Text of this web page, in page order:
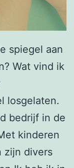
spiegel aan
Wat vind ik
losgelaten.
bedrijf in de
kinderen
zijn divers